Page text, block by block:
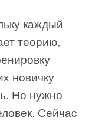
каждый
теорию,
новичку
Но нужно
Сейчас